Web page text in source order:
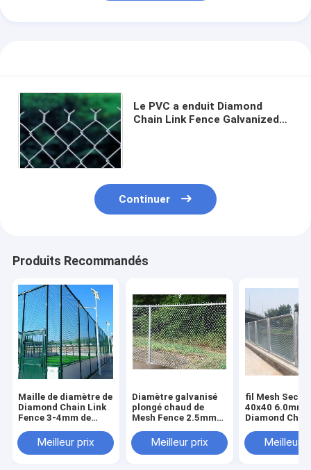
Le PVC a enduit Diamond
Chain Link Fence Galvanized
Continuer
Produits Recommandés
Maille de diamètre de
Diamond Chain Link
Fence 3-4mm de
Meilleur prix
Diamètre galvanisé
plongé chaud de
Mesh Fence 2.5mm
Meilleur prix
fil Mesh
40x40 6.0mm
Diamond
Meilleur